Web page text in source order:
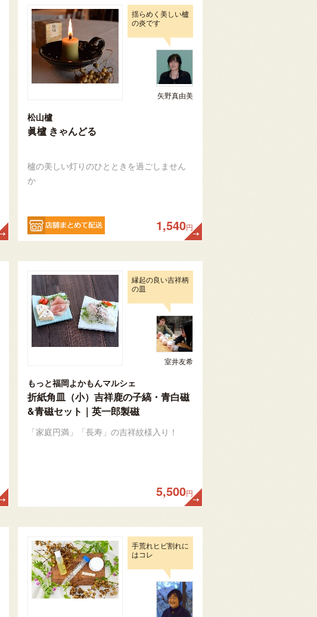
揺らめく美しい櫨
の炎です
矢野真由美
松山櫨
眞櫨 きゃんどる
櫨の美しい灯りのひとときを過ごしません
か
1,540円
縁起の良い吉祥柄
の皿
室井友希
もっと福岡よかもんマルシェ
折紙角皿（小）吉祥鹿の子縞・青白磁
&青磁セット｜英一郎製磁
「家庭円満」「長寿」の吉祥紋様入り！
5,500円
手荒れヒビ割れに
はコレ